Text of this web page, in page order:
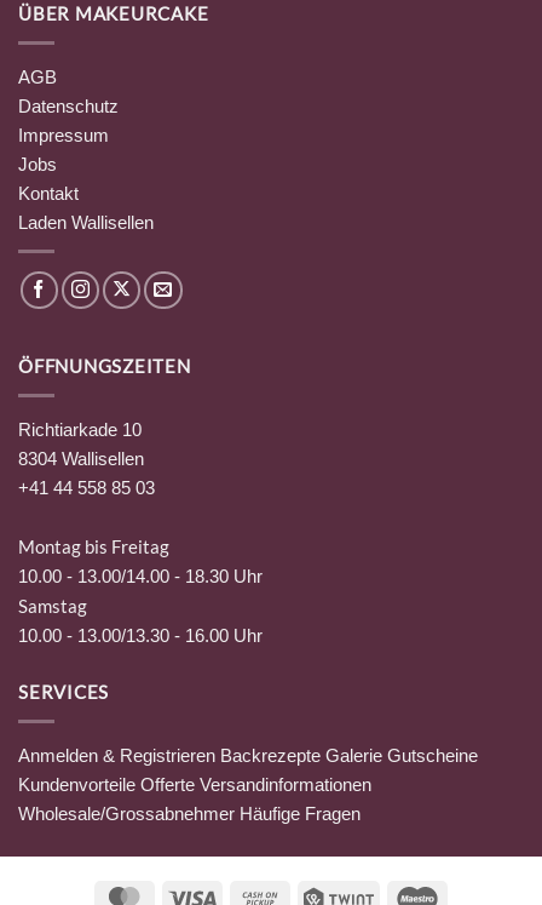
ÜBER MAKEURCAKE
AGB
Datenschutz
Impressum
Jobs
Kontakt
Laden Wallisellen
ÖFFNUNGSZEITEN
Richtiarkade 10
8304 Wallisellen
+41 44 558 85 03
Montag bis Freitag
10.00 - 13.00/14.00 - 18.30 Uhr
Samstag
10.00 - 13.00/13.30 - 16.00 Uhr
SERVICES
Anmelden & Registrieren Backrezepte Galerie Gutscheine
Kundenvorteile Offerte Versandinformationen
Wholesale/Grossabnehmer Häufige Fragen
MasterCardVisa Cash Twint